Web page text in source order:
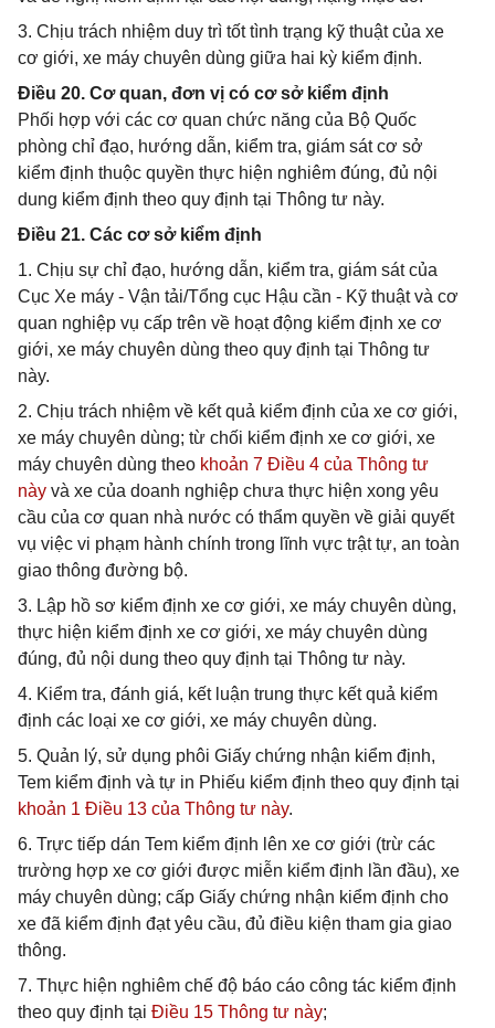
3. Chịu trách nhiệm duy trì tốt tình trạng kỹ thuật của xe
cơ giới, xe máy chuyên dùng giữa hai kỳ kiểm định.
Điều 20. Cơ quan, đơn vị có cơ sở kiểm định
Phối hợp với các cơ quan chức năng của Bộ Quốc
phòng chỉ đạo, hướng dẫn, kiểm tra, giám sát cơ sở
kiểm định thuộc quyền thực hiện nghiêm đúng, đủ nội
dung kiểm định theo quy định tại Thông tư này.
Điều 21. Các cơ sở kiểm định
1. Chịu sự chỉ đạo, hướng dẫn, kiểm tra, giám sát của
Cục Xe máy - Vận tải/Tổng cục Hậu cần - Kỹ thuật và cơ
quan nghiệp vụ cấp trên về hoạt động kiểm định xe cơ
giới, xe máy chuyên dùng theo quy định tại Thông tư
này.
2. Chịu trách nhiệm về kết quả kiểm định của xe cơ giới,
xe máy chuyên dùng; từ chối kiểm định xe cơ giới, xe
máy chuyên dùng theo khoản 7 Điều 4 của Thông tư
này và xe của doanh nghiệp chưa thực hiện xong yêu
cầu của cơ quan nhà nước có thẩm quyền về giải quyết
vụ việc vi phạm hành chính trong lĩnh vực trật tự, an toàn
giao thông đường bộ.
3. Lập hồ sơ kiểm định xe cơ giới, xe máy chuyên dùng,
thực hiện kiểm định xe cơ giới, xe máy chuyên dùng
đúng, đủ nội dung theo quy định tại Thông tư này.
4. Kiểm tra, đánh giá, kết luận trung thực kết quả kiểm
định các loại xe cơ giới, xe máy chuyên dùng.
5. Quản lý, sử dụng phôi Giấy chứng nhận kiểm định,
Tem kiểm định và tự in Phiếu kiểm định theo quy định tại
khoản 1 Điều 13 của Thông tư này.
6. Trực tiếp dán Tem kiểm định lên xe cơ giới (trừ các
trường hợp xe cơ giới được miễn kiểm định lần đầu), xe
máy chuyên dùng; cấp Giấy chứng nhận kiểm định cho
xe đã kiểm định đạt yêu cầu, đủ điều kiện tham gia giao
thông.
7. Thực hiện nghiêm chế độ báo cáo công tác kiểm định
theo quy định tại Điều 15 Thông tư này;